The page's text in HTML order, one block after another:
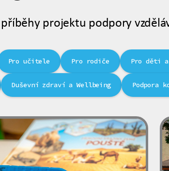
projektu podpory
Pro učitele Pro rodiče Pro děti a
Duševní zdraví a Wellbeing Podpora